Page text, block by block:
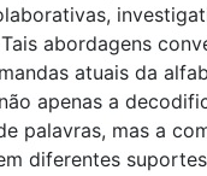
abordagens
atuais da
apenas a
palavras, mas a
diferentes